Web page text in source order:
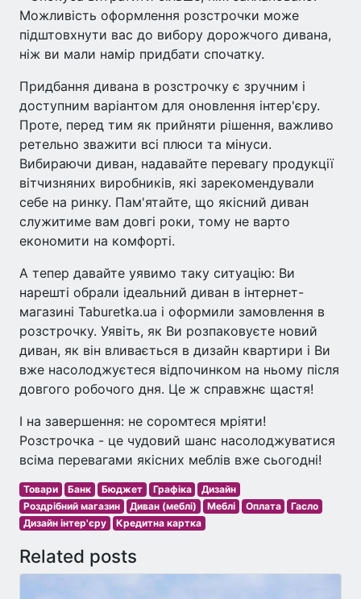
Можливість оформлення розстрочки може
підштовхнути вас до вибору дорожчого дивана,
ніж ви мали намір придбати спочатку.
Придбання дивана в розстрочку є зручним і
доступним варіантом для оновлення інтер'єру.
Проте, перед тим як прийняти рішення, важливо
ретельно зважити всі плюси та мінуси.
Вибираючи диван, надавайте перевагу продукції
вітчизняних виробників, які зарекомендували
себе на ринку. Пам'ятайте, що якісний диван
служитиме вам довгі роки, тому не варто
економити на комфорті.
А тепер давайте уявимо таку ситуацію: Ви
нарешті обрали ідеальний диван в інтернет-
магазині Taburetka.ua і оформили замовлення в
розстрочку. Уявіть, як Ви розпаковуєте новий
диван, як він вливається в дизайн квартири і Ви
вже насолоджуєтеся відпочинком на ньому після
довгого робочого дня. Це ж справжнє щастя!
І на завершення: не соромтеся мріяти!
Розстрочка - це чудовий шанс насолоджуватися
всіма перевагами якісних меблів вже сьогодні!
Товари Банк Бюджет Графіка
Дизайн
Роздрібний магазин
Диван (меблі) Меблі Оплата
Гасло
Дизайн інтер'єру
Кредитна картка
Related posts